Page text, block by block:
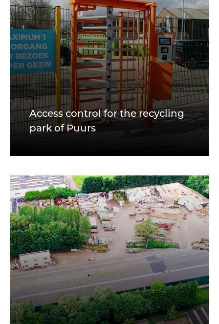
Access control for the recycling
park of Puurs